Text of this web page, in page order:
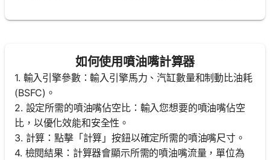
如何使用噴油嘴計算器
1. 輸入引擎參數：輸入引擎馬力、汽缸數量和制動比油耗
(BSFC)。
2. 設定所需的噴油嘴佔空比：輸入您想要的噴油嘴佔空
比，以優化效能和安全性。
3. 計算：點擊「計算」按鈕以確定所需的噴油嘴尺寸。
4. 檢閱結果：計算器會顯示所需的噴油嘴流量，單位為